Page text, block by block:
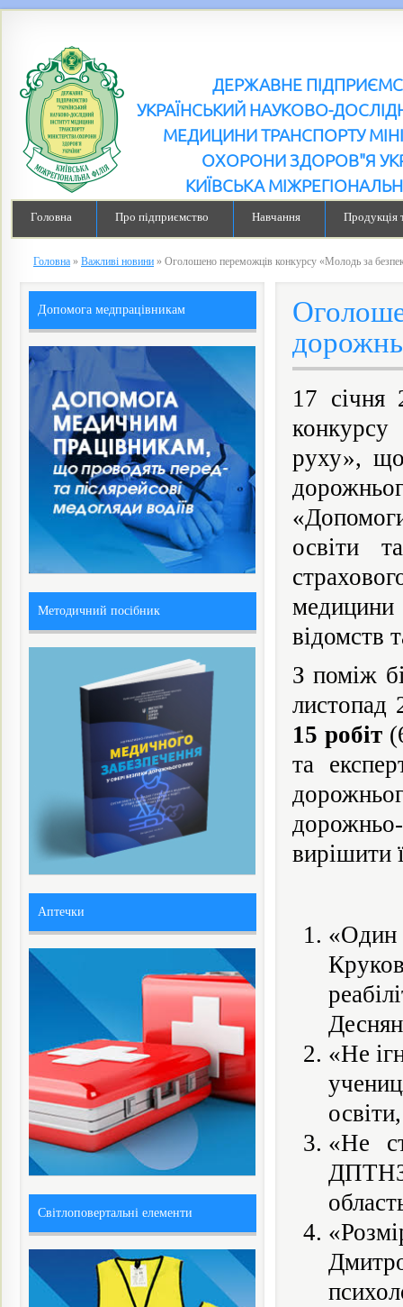
ДЕРЖАВНЕ
УКРАЇНСЬКИЙ НАУКОВО-
МЕДИЦИНИ ТРАНСПОРТУ
ОХОРОНИ ЗДОРОВ"Я
КИЇВСЬКА
Головна Про підприємство Навчання Продукція
Головна » Важливі новини » Оголошено переможців конкурсу «Молодь за
17 січня
руху»,
освіти
відомств
З поміж
листопад
15 робіт
та
вирішити
«Не
«Не
Допомога медпрацівникам
Методичний посібник
Аптечки
Світлоповертальні елементи